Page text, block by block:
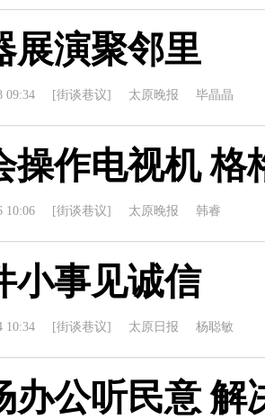
展演聚邻里
09:34 [街谈巷议] 太原晚报 毕晶晶
操作电视机 格
10:06 [街谈巷议] 太原晚报 韩睿
小事见诚信
10:34 [街谈巷议] 太原日报 杨聪敏
办公听民意 解